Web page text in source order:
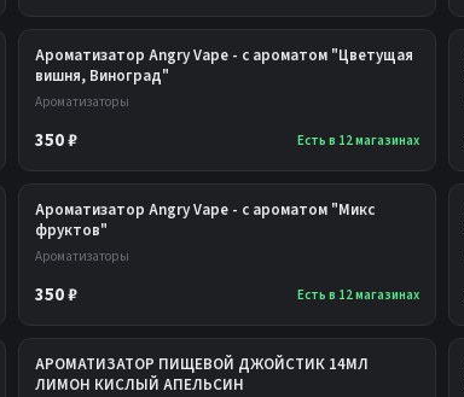
Ароматизатор Angry Vape - с ароматом "Цветущая
вишня, Виноград"
Ароматизаторы
350 ₽ Есть в 12 магазинах
Ароматизатор Angry Vape - с ароматом "Микс
фруктов"
Ароматизаторы
350 ₽ Есть в 12 магазинах
АРОМАТИЗАТОР ПИЩЕВОЙ ДЖОЙСТИК 14МЛ
ЛИМОН КИСЛЫЙ АПЕЛЬСИН